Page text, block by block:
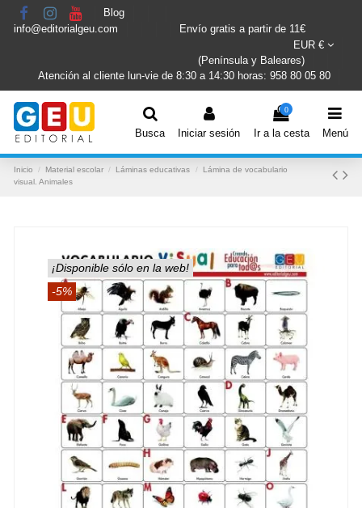
Blog
info@editorialgeu.com
Envío gratis a partir de 11€
EUR €
(Península y Baleares)
Atención al cliente lun-vie de 8:30 a 14:30 horas: 958 80 05 80
Busca Iniciar sesión
0
Ir a la cesta Menú
Inicio Material escolar Láminas educativas
Lámina de vocabulario
visual. Animales
¡Disponible sólo en la web!
-5%